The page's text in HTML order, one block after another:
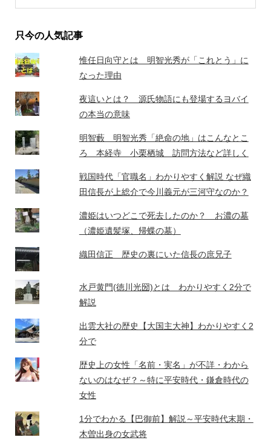
只今の人気記事
惟任日向守とは 明智光秀が「これとう」に
なった理由
夜這いとは？ 源氏物語にも登場するヨバイ
の本当の意味
明智藪 明智光秀「絶命の地」はこんなとこ
ろ 本経寺 小栗栖城 訪問方法など詳しく
戦国時代「官職名」わかりやすく解説 なぜ織
田信長が上総介で今川義元が三河守なのか？
濃姫はいつどこで死去したのか？ お濃の墓
（濃姫遺髪塚、帰蝶の墓）
織田信正 歴史の裏にいた信長の庶兄子
水戸黄門(徳川光圀)とは わかりやすく2分で
解説
出雲大社の歴史【大国主大神】わかりやすく2
分で
歴史上の女性「名前・実名」が不詳・わから
ないのはなぜ？～特に平安時代・鎌倉時代の
女性
1分でわかる【巴御前】解説～平安時代末期・
木曽出身の女武将